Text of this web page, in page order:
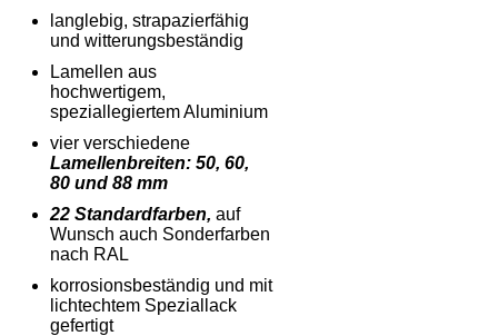
langlebig, strapazierfähig
und witterungsbeständig
Lamellen aus
hochwertigem,
speziallegiertem Aluminium
vier verschiedene
Lamellenbreiten: 50, 60,
80 und 88 mm
22 Standardfarben, auf
Wunsch auch Sonderfarben
nach RAL
korrosionsbeständig und mit
lichtechtem Speziallack
gefertigt